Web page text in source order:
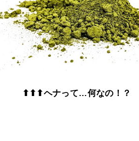
⬆⬆⬆ヘナって…何なの！？